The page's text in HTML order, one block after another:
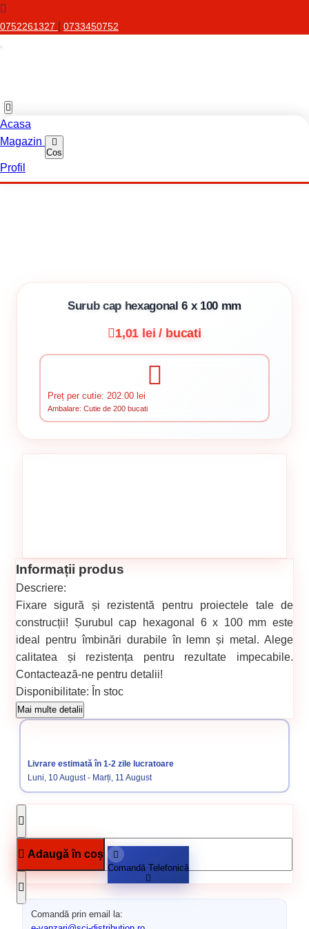
0752261327 0733450752
Acasa
Magazin
Cos
Profil
Surub cap hexagonal 6 x 100 mm
1,01 lei / bucati
Preț per cutie: 202.00 lei
Ambalare: Cutie de 200 bucati
Informații produs
Descriere:
Fixare sigură și rezistentă pentru proiectele tale de
construcții! Șurubul cap hexagonal 6 x 100 mm este
ideal pentru îmbinări durabile în lemn și metal. Alege
calitatea și rezistența pentru rezultate impecabile.
Contactează-ne pentru detalii!
Disponibilitate: În stoc
Cod produs: 717
Categorii:
Mai multe detalii
Livrare estimată în 1-2 zile lucratoare
Luni, 10 August - Marți, 11 August
Adaugă în coș
Comandă Telefonică
Comandă prin email la: